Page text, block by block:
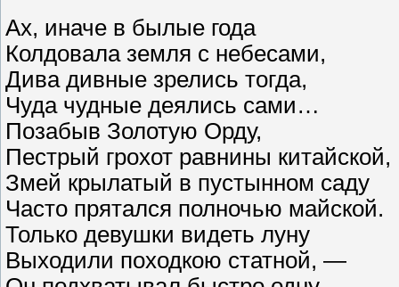
Ах, иначе в былые года
Колдовала земля с небесами,
Дива дивные зрелись тогда,
Чуда чудные деялись сами…
Позабыв Золотую Орду,
Пестрый грохот равнины китайской,
Змей крылатый в пустынном саду
Часто прятался полночью майской.
Только девушки видеть луну
Выходили походкою статной, —